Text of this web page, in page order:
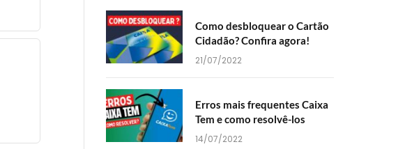
Como desbloquear o Cartão
Cidadão? Confira agora!
21/07/2022
Erros mais frequentes Caixa
Tem e como resolvê-los
14/07/2022